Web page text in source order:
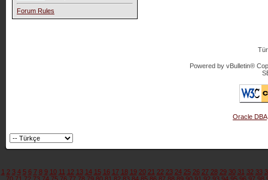
Forum Rules
Powered by vBulletin®
Oracle DBA
1 2 3 4 5 6 7 8 9 10 11 12 13 14 15 16 17 18 19 20 21 22 23 24 25 26 27 28 29 30 31 32 33